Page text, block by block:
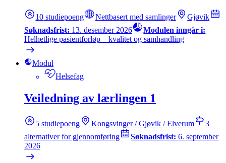
10 studiepoeng Nettbasert med samlinger
Gjøvik
Søknadsfrist: 13. desember 2026
Modulen inngår i:
Helhetlige pasientforløp – kvalitet og samhandling
Modul
Helsefag
Veiledning av lærlingen 1
5 studiepoeng Kongsvinger / Gjøvik / Elverum
3
alternativer for gjennomføring
Søknadsfrist:6. september
2026